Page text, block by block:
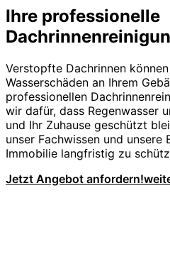
Ihre professionelle
Verstopfte Dachrinnen
Wasserschäden an Ihrem
professionellen
wir dafür, dass Regenwasser
und Ihr Zuhause geschützt
unser Fachwissen und unsere
Immobilie langfristig zu
Jetzt Angebot anfordern!